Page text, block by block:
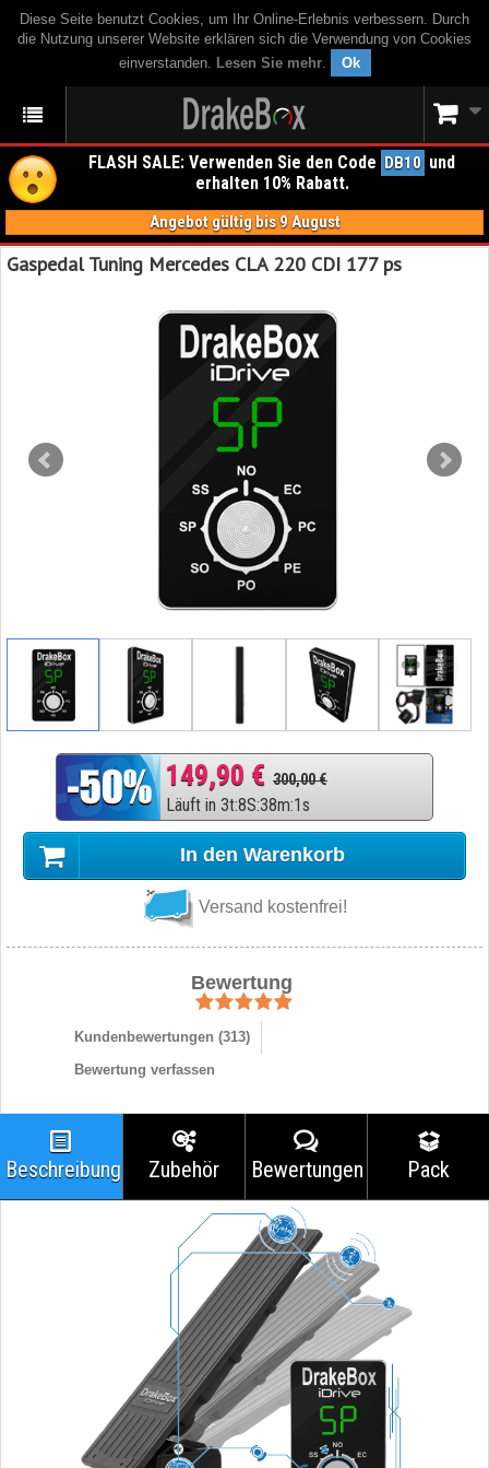
Diese Seite benutzt Cookies, um Ihr Online-Erlebnis verbessern. Durch
die Nutzung unserer Website erklären sich die Verwendung von Cookies
einverstanden. Lesen Sie mehr. Ok
FLASH SALE: Verwenden Sie den Code DB10 und
erhalten 10% Rabatt.
Angebot gültig bis 9 August
Gaspedal Tuning Mercedes CLA 220 CDI 177 ps
149,90 € 300,00 €
Läuft in 3t:8S:38m:0s
In den Warenkorb
Versand kostenfrei!
Bewertung
Kundenbewertungen (313)
Bewertung verfassen
Beschreibung Zubehör Bewertungen Pack